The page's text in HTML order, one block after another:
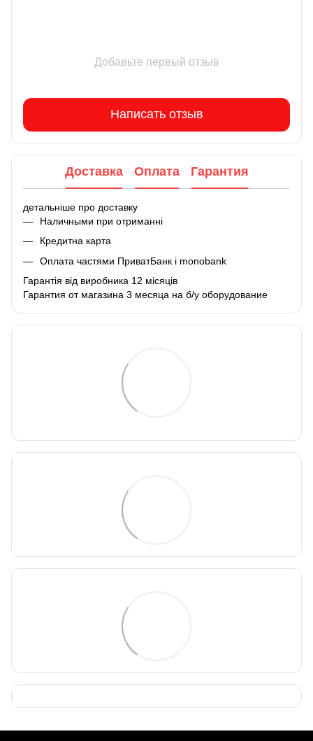
Добавьте первый отзыв
Написать отзыв
Доставка Оплата Гарантия
детальніше про доставку
Наличными при отриманні
Кредитна карта
Оплата частями ПриватБанк і monobank
Гарантія від виробника 12 місяців
Гарантия от магазина 3 месяца на б/у оборудование